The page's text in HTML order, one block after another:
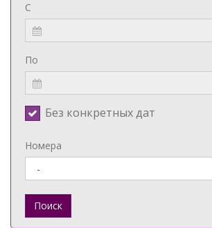
С
По
Без конкретных дат
Номера
Поиск